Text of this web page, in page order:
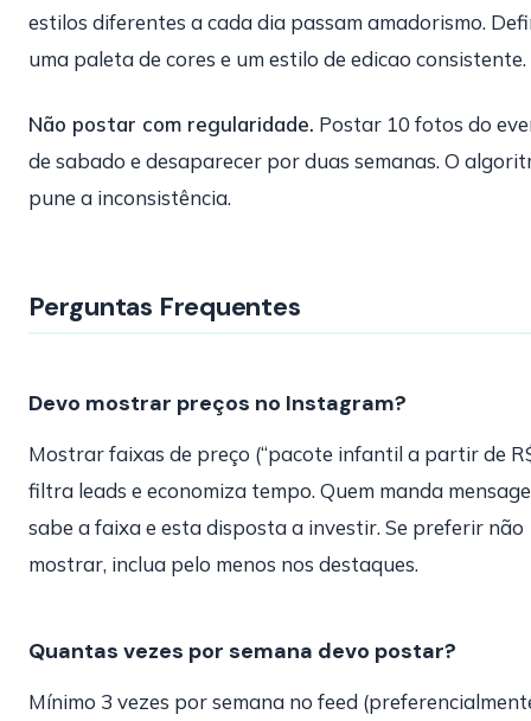
estilos diferentes a cada dia passam amadorismo.
uma paleta de cores e um estilo de edicao consistente.
Não postar com regularidade. Postar 10 fotos do
de sabado e desaparecer por duas semanas. O
pune a inconsistência.
Perguntas Frequentes
Devo mostrar preços no Instagram?
Mostrar faixas de preço (“pacote infantil a partir de
filtra leads e economiza tempo. Quem manda
sabe a faixa e esta disposta a investir. Se preferir não
mostrar, inclua pelo menos nos destaques.
Quantas vezes por semana devo postar?
Mínimo 3 vezes por semana no feed